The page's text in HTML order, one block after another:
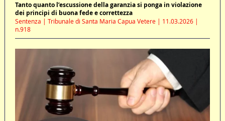
Tanto quanto l’escussione della garanzia si ponga in violazione
dei principi di buona fede e correttezza
Sentenza | Tribunale di Santa Maria Capua Vetere | 11.03.2026 |
n.918